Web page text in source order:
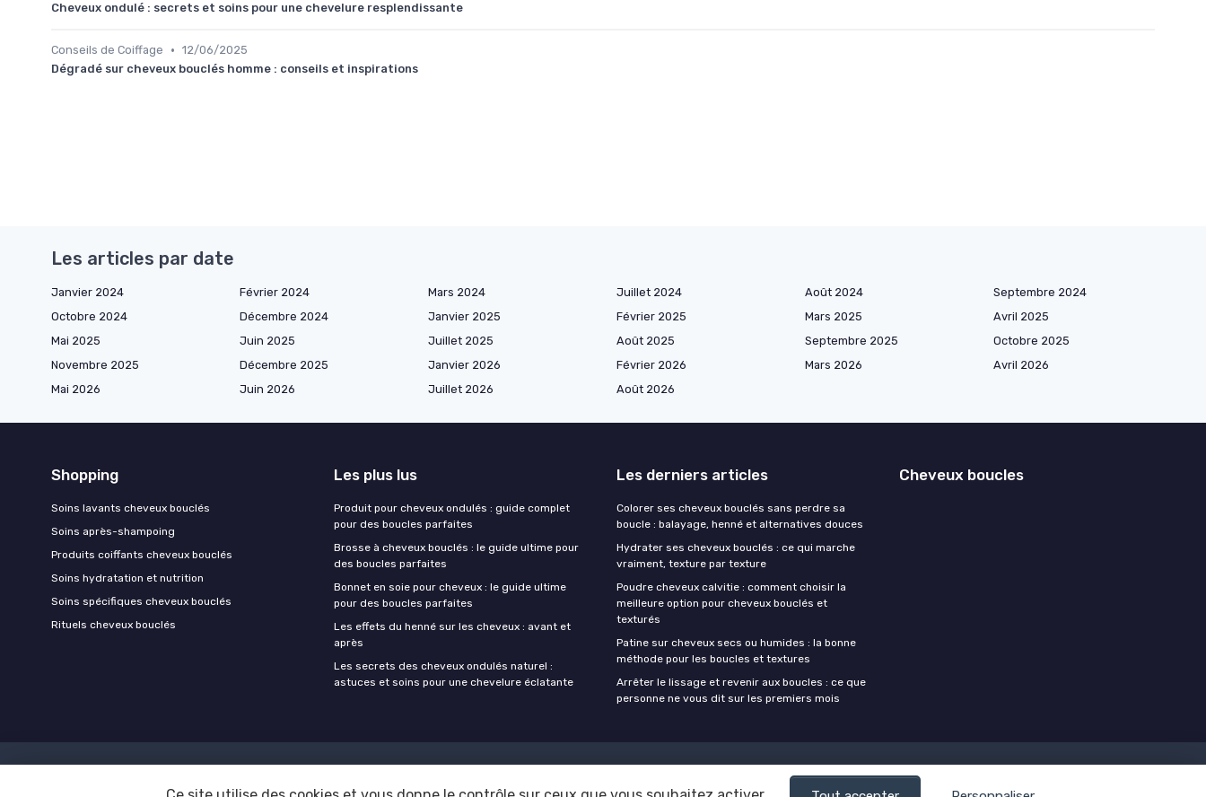
Cheveux ondulé : secrets et soins pour une chevelure resplendissante
Conseils de Coiffage • 12/06/2025
Dégradé sur cheveux bouclés homme : conseils et inspirations
Les articles par date
Janvier 2024 Février 2024 Mars 2024 Juillet 2024 Août 2024
Septembre 2024
Octobre 2024
Décembre 2024 Janvier 2025 Février 2025 Mars 2025
Avril 2025
Mai 2025
Juin 2025 Juillet 2025 Août 2025 Septembre 2025
Octobre 2025
Novembre 2025
Décembre 2025 Janvier 2026 Février 2026 Mars 2026
Avril 2026
Mai 2026
Juin 2026 Juillet 2026 Août 2026
Shopping
Soins lavants cheveux bouclés
Soins après-shampoing
Produits coiffants cheveux bouclés
Soins hydratation et nutrition
Soins spécifiques cheveux bouclés
Rituels cheveux bouclés
Les plus lus
Produit pour cheveux ondulés : guide complet
pour des boucles parfaites
Brosse à cheveux bouclés : le guide ultime pour
des boucles parfaites
Bonnet en soie pour cheveux : le guide ultime
pour des boucles parfaites
Les effets du henné sur les cheveux : avant et
après
Les secrets des cheveux ondulés naturel :
astuces et soins pour une chevelure éclatante
Les derniers articles
Colorer ses cheveux bouclés sans perdre sa
boucle : balayage, henné et alternatives douces
Hydrater ses cheveux bouclés : ce qui marche
vraiment, texture par texture
Poudre cheveux calvitie : comment choisir la
meilleure option pour cheveux bouclés et
texturés
Patine sur cheveux secs ou humides : la bonne
méthode pour les boucles et textures
Arrêter le lissage et revenir aux boucles : ce que
personne ne vous dit sur les premiers mois
Cheveux boucles